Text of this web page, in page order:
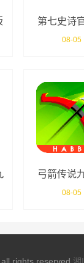
第七史诗
08-05
弓箭传说
08-05